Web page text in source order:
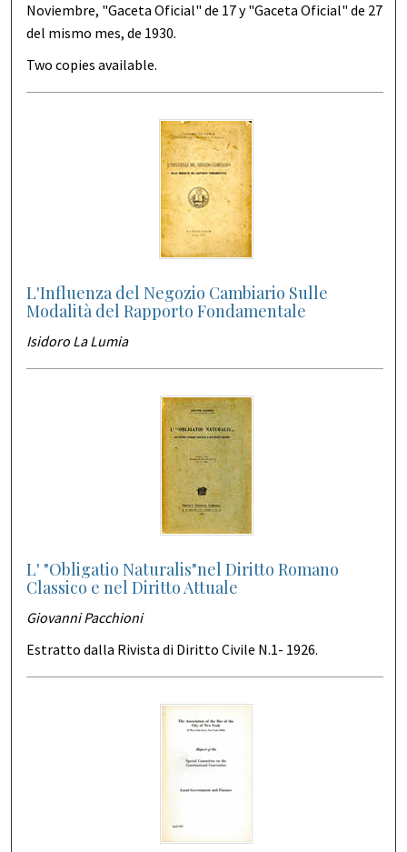
Noviembre, "Gaceta Oficial" de 17 y "Gaceta Oficial" de 27
del mismo mes, de 1930.
Two copies available.
L'Influenza del Negozio Cambiario Sulle
Modalità del Rapporto Fondamentale
Isidoro La Lumia
L' "Obligatio Naturalis"nel Diritto Romano
Classico e nel Diritto Attuale
Giovanni Pacchioni
Estratto dalla Rivista di Diritto Civile N.1- 1926.